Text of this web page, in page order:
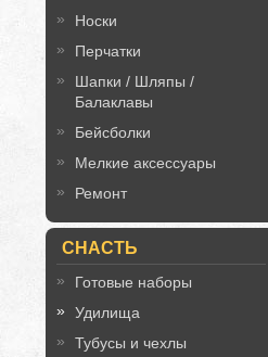
Носки
Перчатки
Шапки / Шляпы /
Балаклавы
Бейсболки
Мелкие аксессуары
Ремонт
СНАСТЬ
Готовые наборы
Удилища
Тубусы и чехлы